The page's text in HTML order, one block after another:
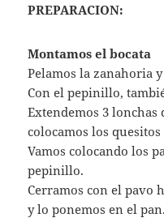
PREPARACION:
Montamos el bocata
Pelamos la zanahoria
Con el pepinillo,
Extendemos 3 lonchas
colocamos los
Vamos colocando los
pepinillo.
Cerramos con el pavo
y lo ponemos en el pan.